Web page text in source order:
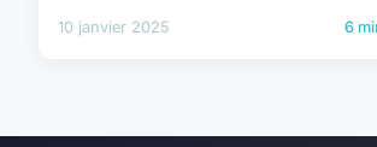
10 janvier 2025 6